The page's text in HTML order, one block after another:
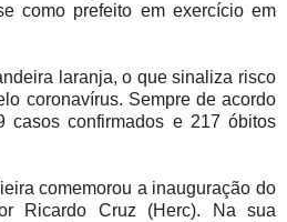
como prefeito em exercício em
laranja, o que sinaliza risco
coronavírus. Sempre de acordo
casos confirmados e 217 óbitos
comemorou a inauguração do
Ricardo Cruz (Herc). Na sua